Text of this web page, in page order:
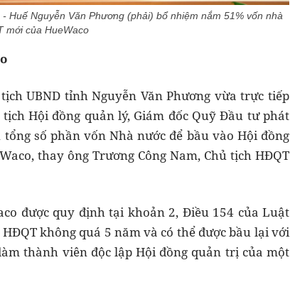
Nguyễn Văn Phương (phải) bổ nhiệm nắm 51% vốn nhà
mới của HueWaco
UBND tỉnh Nguyễn Văn Phương vừa trực tiếp
Hội đồng quản lý, Giám đốc Quỹ Đầu tư phát
số phần vốn Nhà nước để bầu vào Hội đồng
thay ông Trương Công Nam, Chủ tịch HĐQT
được quy định tại khoản 2, Điều 154 của Luật
không quá 5 năm và có thể được bầu lại với
thành viên độc lập Hội đồng quản trị của một